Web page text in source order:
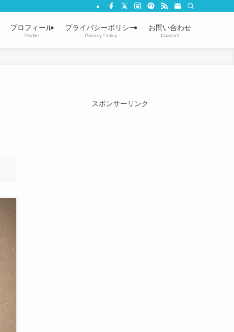
プロフィール
Profile
プライバシーポリシー
Privacy Policy
お問い合わせ
Contact
スポンサーリンク